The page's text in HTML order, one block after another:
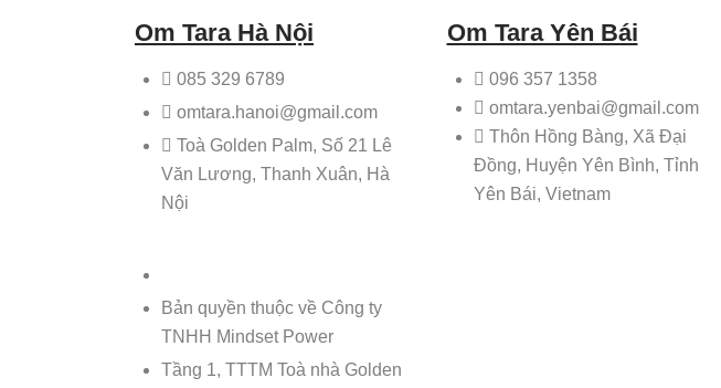
Om Tara Hà Nội
085 329 6789
omtara.hanoi@gmail.com
Toà Golden Palm, Số 21 Lê
Văn Lương, Thanh Xuân, Hà
Nội
Bản quyền thuộc về Công ty
TNHH Mindset Power
Tầng 1, TTTM Toà nhà Golden
Om Tara Yên Bái
096 357 1358
omtara.yenbai@gmail.com
Thôn Hồng Bàng, Xã Đại
Đồng, Huyện Yên Bình, Tỉnh
Yên Bái, Vietnam